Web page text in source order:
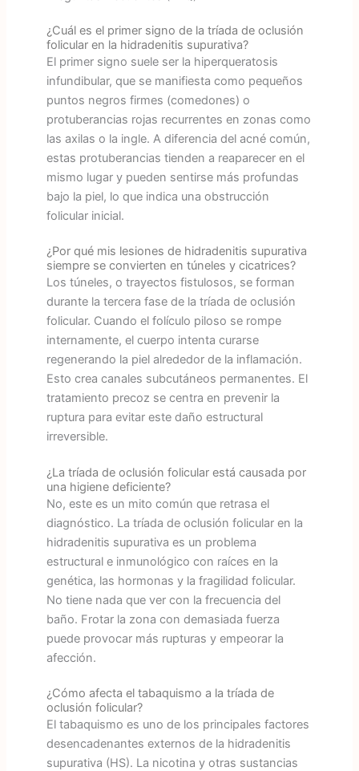
¿Cuál es el primer signo de la tríada de oclusión
folicular en la hidradenitis supurativa?
El primer signo suele ser la hiperqueratosis
infundibular, que se manifiesta como pequeños
puntos negros firmes (comedones) o
protuberancias rojas recurrentes en zonas como
las axilas o la ingle. A diferencia del acné común,
estas protuberancias tienden a reaparecer en el
mismo lugar y pueden sentirse más profundas
bajo la piel, lo que indica una obstrucción
folicular inicial.
¿Por qué mis lesiones de hidradenitis supurativa
siempre se convierten en túneles y cicatrices?
Los túneles, o trayectos fistulosos, se forman
durante la tercera fase de la tríada de oclusión
folicular. Cuando el folículo piloso se rompe
internamente, el cuerpo intenta curarse
regenerando la piel alrededor de la inflamación.
Esto crea canales subcutáneos permanentes. El
tratamiento precoz se centra en prevenir la
ruptura para evitar este daño estructural
irreversible.
¿La tríada de oclusión folicular está causada por
una higiene deficiente?
No, este es un mito común que retrasa el
diagnóstico. La tríada de oclusión folicular en la
hidradenitis supurativa es un problema
estructural e inmunológico con raíces en la
genética, las hormonas y la fragilidad folicular.
No tiene nada que ver con la frecuencia del
baño. Frotar la zona con demasiada fuerza
puede provocar más rupturas y empeorar la
afección.
¿Cómo afecta el tabaquismo a la tríada de
oclusión folicular?
El tabaquismo es uno de los principales factores
desencadenantes externos de la hidradenitis
supurativa (HS). La nicotina y otras sustancias